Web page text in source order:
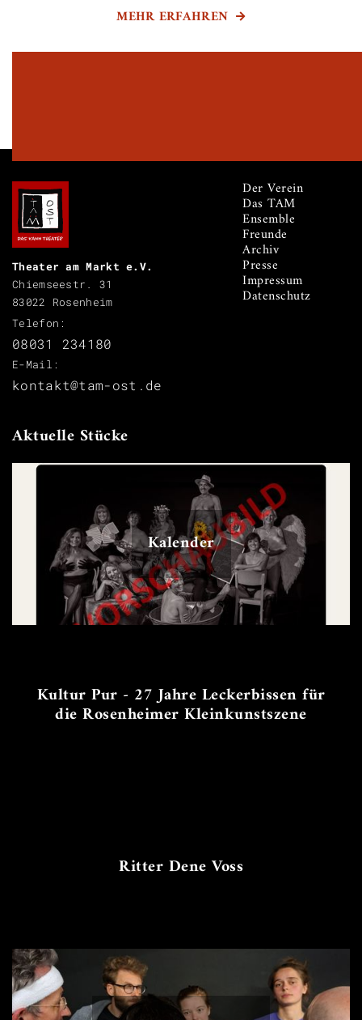
MEHR ERFAHREN 
Theater am Markt e.V.
Chiemseestr. 31
83022 Rosenheim
Telefon:
08031 234180
E-Mail:
kontakt@tam-ost.de
Der Verein
Das TAM
Ensemble
Freunde
Archiv
Presse
Impressum
Datenschutz
Aktuelle Stücke
Kalender
Kultur Pur - 27 Jahre Leckerbissen für
die Rosenheimer Kleinkunstszene
Ritter Dene Voss